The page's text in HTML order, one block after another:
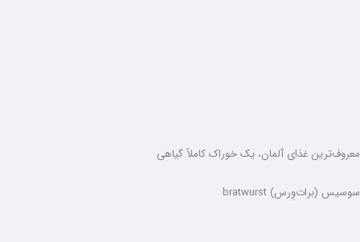
معروف‌ترین غذای آلمان، یک خوراک کاملاً گیاهی
سوسیس (برات‌وِرس) bratwurst